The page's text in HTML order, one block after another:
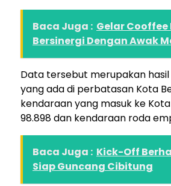
Baca Juga : Gelar
Bersinergi Dengan Awak
Data tersebut merupakan
yang ada di perbatasan Kota
kendaraan yang masuk ke
98.898 dan kendaraan roda
Baca Juga : Kick-Off
Siap Guncang Cibitung